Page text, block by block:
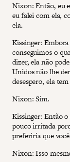
Nixon: Então, eu
eu falei com ela,
ela.
Kissinger:
conseguimos o
dizer, ela não
Unidos não lhe
desespero, ela
Nixon: Sim.
Kissinger: Então
pouco irritada
preferiria que
Nixon: Isso